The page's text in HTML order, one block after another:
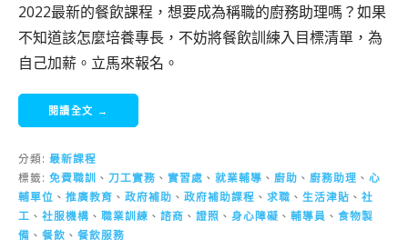
2022最新的餐飲課程，想要成為稱職的廚務助理嗎？如果
不知道該怎麼培養專長，不妨將餐飲訓練入目標清單，為
自己加薪。立馬來報名。
閱讀全文 →
分類: 最新課程
標籤: 免費職訓 、 刀工實務 、 實習處 、 就業輔導 、 廚助 、 廚務助理 、 心
輔單位 、 推廣教育 、 政府補助 、 政府補助課程 、 求職 、 生活津貼 、 社
工 、 社服機構 、 職業訓練 、 諮商 、 證照 、 身心障礙 、 輔導員 、 食物製
備 、 餐飲 、 餐飲服務